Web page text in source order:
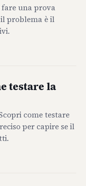
fare una prova
il problema è il
testare la
come testare
per capire se il